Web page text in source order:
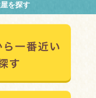
を探す